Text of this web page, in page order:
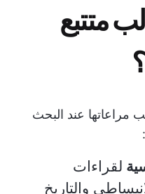
متتبع
مراعاتها عند البحث
لقراءات
والتاريخ